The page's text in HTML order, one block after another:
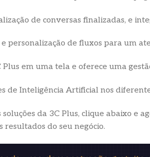
de conversas finalizadas, e
personalização de fluxos para um
em uma tela e oferece uma
de Inteligência Artificial nos
soluções da 3C Plus, clique abaixo
do seu negócio.